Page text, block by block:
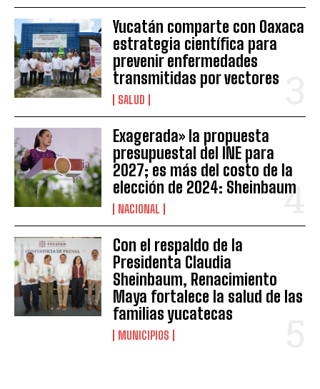
Yucatán comparte con Oaxaca
estrategia científica para
prevenir enfermedades
transmitidas por vectores
SALUD
Exagerada» la propuesta
presupuestal del INE para
2027; es más del costo de la
elección de 2024: Sheinbaum
NACIONAL
Con el respaldo de la
Presidenta Claudia
Sheinbaum, Renacimiento
Maya fortalece la salud de las
familias yucatecas
MUNICIPIOS